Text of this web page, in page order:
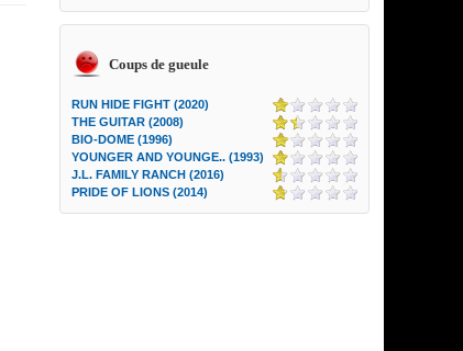
Coups de gueule
RUN HIDE FIGHT (2020)
THE GUITAR (2008)
BIO-DOME (1996)
YOUNGER AND YOUNGE.. (1993)
J.L. FAMILY RANCH (2016)
PRIDE OF LIONS (2014)